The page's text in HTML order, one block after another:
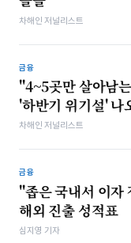
차해인 저널리스트
금융
"4~5곳만 살아남
'하반기 위기설' 나
차해인 저널리스트
금융
"좁은 국내서 이자
해외 진출 성적표
심지영 기자